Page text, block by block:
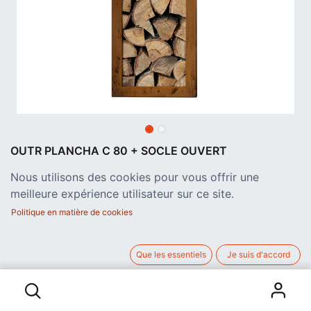
OUTR PLANCHA C 80 + SOCLE OUVERT
cm. Poids: 73 kg
1.194,21€
hors TVA
AJOUTER AU PANIER
Nous utilisons des cookies pour vous offrir une
meilleure expérience utilisateur sur ce site.
Politique en matière de cookies
Que les essentiels Je suis d'accord